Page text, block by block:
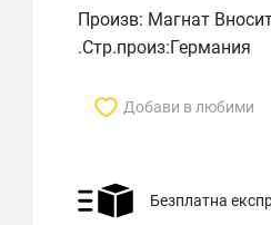
Произв: Магнат
.Стр.произ:Германия
Добави в любими
Безплатна